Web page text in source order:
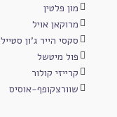
מון פלטין
מרוקאן אויל
סקסי הייר ג'ון סטייל
פול מיטשל
קרייזי קולור
שוורצקופף-אוסיס